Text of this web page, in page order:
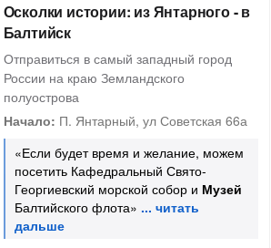
Осколки истории: из Янтарного - в
Балтийск
Отправиться в самый западный город
России на краю Земландского
полуострова
Начало: П. Янтарный, ул Советская 66а
«Если будет время и желание, можем
посетить Кафедральный Свято-
Георгиевский морской собор и Музей
Балтийского флота»